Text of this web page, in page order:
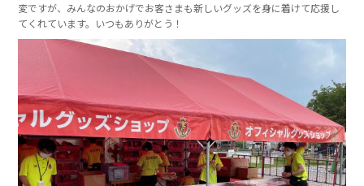
変ですが、みんなのおかげでお客さまも新しいグッズを身に着けて応援し
てくれています。いつもありがとう！